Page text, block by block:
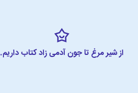
از شیر مرغ تا جون آدمی زاد کتاب داریم.